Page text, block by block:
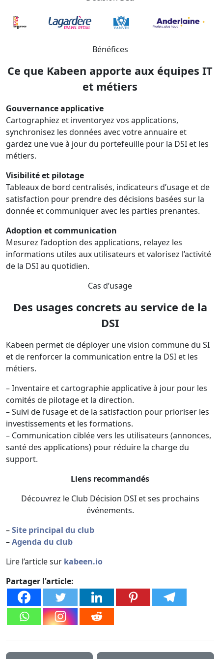
Bénéfices
Ce que Kabeen apporte aux équipes IT
et métiers
Gouvernance applicative
Cartographiez et inventoryez vos applications,
synchronisez les données avec votre annuaire et
gardez une vue à jour du portefeuille pour la DSI et les
métiers.
Visibilité et pilotage
Tableaux de bord centralisés, indicateurs d’usage et de
satisfaction pour prendre des décisions basées sur la
donnée et communiquer avec les parties prenantes.
Adoption et communication
Mesurez l’adoption des applications, relayez les
informations utiles aux utilisateurs et valorisez l’activité
de la DSI au quotidien.
Cas d’usage
Des usages concrets au service de la
DSI
Kabeen permet de déployer une vision commune du SI
et de renforcer la communication entre la DSI et les
métiers.
– Inventaire et cartographie applicative à jour pour les
comités de pilotage et la direction.
– Suivi de l’usage et de la satisfaction pour prioriser les
investissements et les formations.
– Communication ciblée vers les utilisateurs (annonces,
santé des applications) pour réduire la charge du
support.
Liens recommandés
Découvrez le Club Décision DSI et ses prochains
événements.
–Site principal du club
–Agenda du club
Lire l’article sur kabeen.io
Partager l'article: